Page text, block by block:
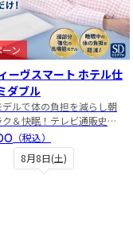
8月8日(土)
ン
ーヴスマート ホテル仕
ダブル
ルで体の負担を減らし朝
ク＆快眠！テレビ通販史上
（税込）